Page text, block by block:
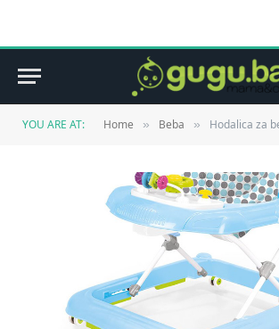
YOU ARE AT: Home » Beba » Hodalica za